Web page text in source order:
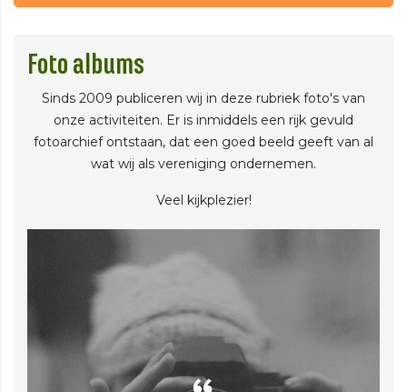
Foto albums
Sinds 2009 publiceren wij in deze rubriek foto's van
onze activiteiten. Er is inmiddels een rijk gevuld
fotoarchief ontstaan, dat een goed beeld geeft van al
wat wij als vereniging ondernemen.
Veel kijkplezier!